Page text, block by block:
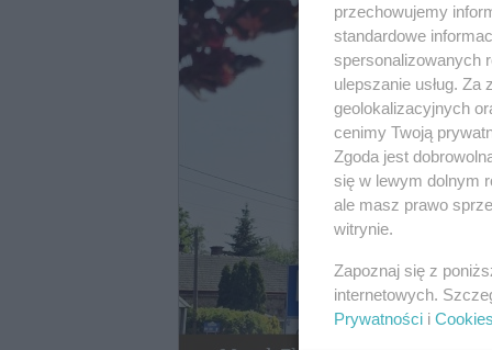
przechowujemy
standardowe
spersonalizowanych
ulepszanie usług.
geolokalizacyjnych
cenimy Twoją
Zgoda jest
się w lewym dolnym
ale masz prawo
witrynie.
Zapoznaj się z
internetowych.
Prywatności i Cookies